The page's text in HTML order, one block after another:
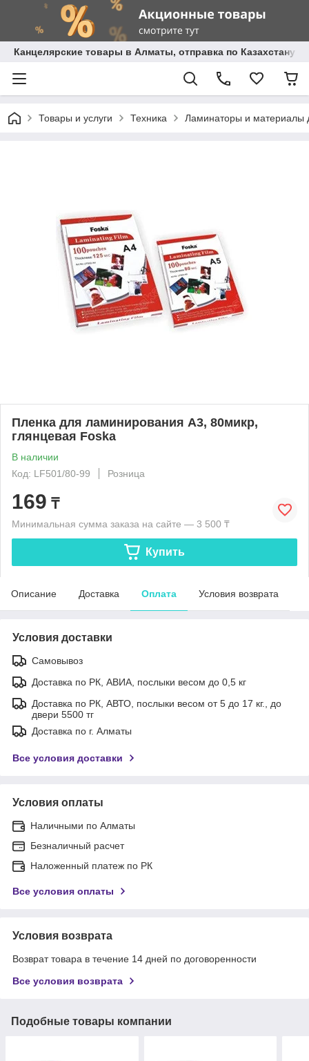
Канцелярские товары в Алматы, отправка по Казахстану.
Товары и услуги Техника Ламинаторы и материалы
Пленка для ламинирования А3, 80микр,
глянцевая Foska
В наличии
Код: LF501/80-99
Розница
169 ₸
Минимальная сумма заказа на сайте — 3 500 ₸
Купить
Описание Доставка Оплата Условия возврата
Условия доставки
Самовывоз
Доставка по РК, АВИА, послыки весом до 0,5 кг
Доставка по РК, АВТО, послыки весом от 5 до 17 кг., до
двери 5500 тг
Доставка по г. Алматы
Все условия доставки
Условия оплаты
Наличными по Алматы
Безналичный расчет
Наложенный платеж по РК
Все условия оплаты
Условия возврата
Возврат товара в течение 14 дней по договоренности
Все условия возврата
Подобные товары компании